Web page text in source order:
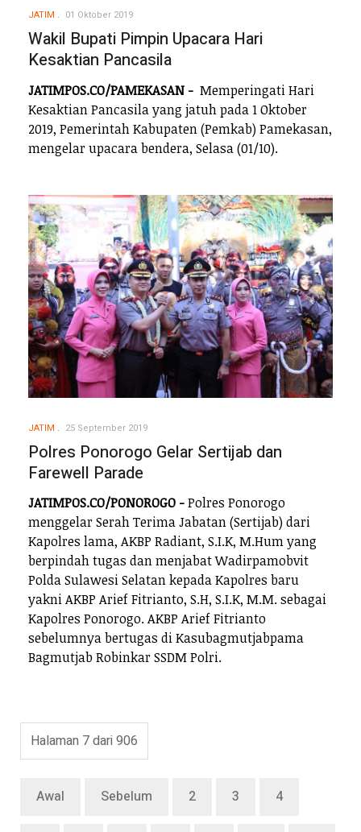
JATIM 01 Oktober 2019
Wakil Bupati Pimpin Upacara Hari
Kesaktian Pancasila
JATIMPOS.CO/PAMEKASAN - Memperingati Hari
Kesaktian Pancasila yang jatuh pada 1 Oktober
2019, Pemerintah Kabupaten (Pemkab) Pamekasan,
mengelar upacara bendera, Selasa (01/10).
JATIM 25 September 2019
Polres Ponorogo Gelar Sertijab dan
Farewell Parade
JATIMPOS.CO/PONOROGO -Polres Ponorogo
menggelar Serah Terima Jabatan (Sertijab) dari
Kapolres lama, AKBP Radiant, S.I.K, M.Hum yang
berpindah tugas dan menjabat Wadirpamobvit
Polda Sulawesi Selatan kepada Kapolres baru
yakni AKBP Arief Fitrianto, S.H, S.I.K, M.M. sebagai
Kapolres Ponorogo. AKBP Arief Fitrianto
sebelumnya bertugas di Kasubagmutjabpama
Bagmutjab Robinkar SSDM Polri.
Halaman 7 dari 906
Awal Sebelum 2 3 4